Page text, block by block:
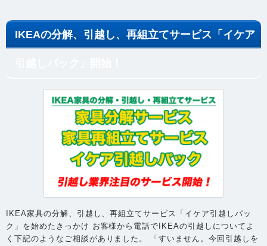
IKEAの分解、引越し、再組立てサービス「イケア
IKEA家具の分解、引越し、再組立てサービス「イケア引越しパッ
ク」を始めたきっかけ お客様から電話でIKEAの引越しについてよ
く下記のようなご相談がありました。 「すいません。今回引越しを